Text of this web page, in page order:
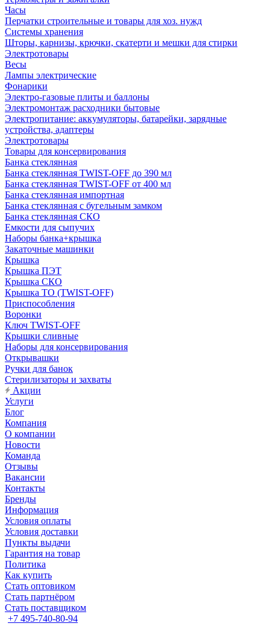
Часы
Перчатки строительные и товары для хоз. нужд
Системы хранения
Шторы, карнизы, крючки, скатерти и мешки для стирки
Электротовары
Весы
Лампы электрические
Фонарики
Электро-газовые плиты и баллоны
Электромонтаж расходники бытовые
Электропитание: аккумуляторы, батарейки, зарядные
устройства, адаптеры
Электротовары
Товары для консервирования
Банка стеклянная
Банка стеклянная TWIST-OFF до 390 мл
Банка стеклянная TWIST-OFF от 400 мл
Банка стеклянная импортная
Банка стеклянная с бугельным замком
Банка стеклянная СКО
Емкости для сыпучих
Наборы банка+крышка
Закаточные машинки
Крышка
Крышка ПЭТ
Крышка СКО
Крышка ТО (TWIST-OFF)
Приспособления
Воронки
Ключ TWIST-OFF
Крышки сливные
Наборы для консервирования
Открывашки
Ручки для банок
Стерилизаторы и захваты
Акции
Услуги
Блог
Компания
О компании
Новости
Команда
Отзывы
Вакансии
Контакты
Бренды
Информация
Условия оплаты
Условия доставки
Пункты выдачи
Гарантия на товар
Политика
Как купить
Стать оптовиком
Стать партнёром
Стать поставщиком
+7 495-740-80-94